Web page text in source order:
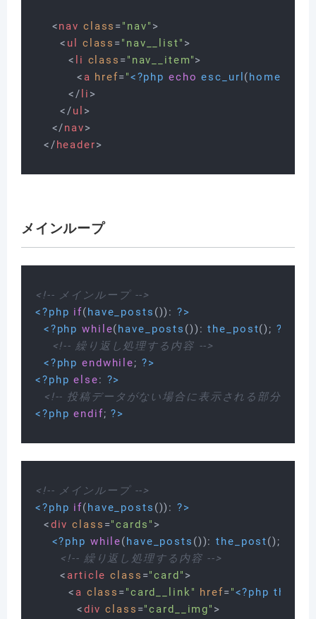
<nav class ="nav" >
< ul class ="nav__list" >
< li class ="nav__item">
<a href="<?php echo esc_url (home_url
</ li >
</ul >
</nav>
</header>
メインループ
<!-- メインループ -->
<?php if(have_posts ()): ?>
<?php while(have_posts ()): the_post(); ?>
<!-- 繰り返し処理する内容 -->
<?php endwhile; ?>
<?php else: ?>
<!-- 投稿データがない場合に表示される部分 -->
<?php endif; ?>
<!-- メインループ -->
<?php if( have_posts ()): ?>
<div class ="cards" >
<?php while( have_posts ()): the_post();
<!-- 繰り返し処理する内容 -->
<article class ="card" >
<a class ="card__link" href="<?php
<div class ="card__img" >